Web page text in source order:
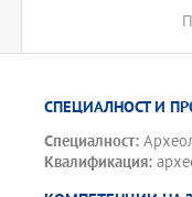
СПЕЦИАЛНОСТ И
Специалност:
Квалификация: